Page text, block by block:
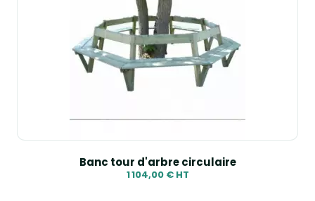
Banc tour d'arbre circulaire
1 104,00 € HT